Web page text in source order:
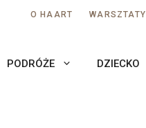
O HAART WARSZTATY
PODRÓŻE DZIECKO